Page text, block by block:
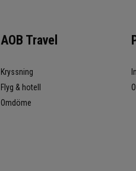
AOB Travel
Kryssning
Flyg & hotell
Omdöme